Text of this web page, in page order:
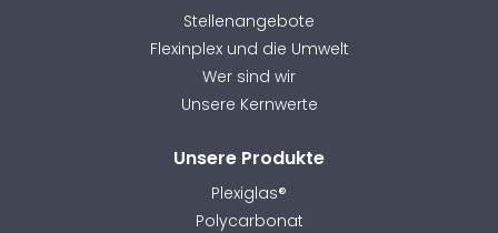
Stellenangebote
Flexinplex und die Umwelt
Wer sind wir
Unsere Kernwerte
Unsere Produkte
Plexiglas®
Polycarbonat